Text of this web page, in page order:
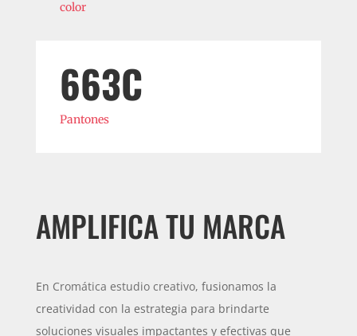
color
663C
Pantones
AMPLIFICA TU MARCA
En Cromática estudio creativo, fusionamos la
creatividad con la estrategia para brindarte
soluciones visuales impactantes y efectivas que